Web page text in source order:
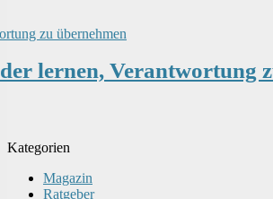
lernen, Verantwortung
Kategorien
Magazin
Ratgeber